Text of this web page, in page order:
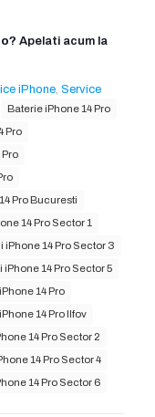
? Apelati acum la
iPhone, Service
Baterie iPhone 14 Pro
Pro
Pro
Pro Bucuresti
14 Pro Sector 1
iPhone 14 Pro Sector 3
iPhone 14 Pro Sector 5
14 Pro
14 Pro Ilfov
14 Pro Sector 2
14 Pro Sector 4
14 Pro Sector 6